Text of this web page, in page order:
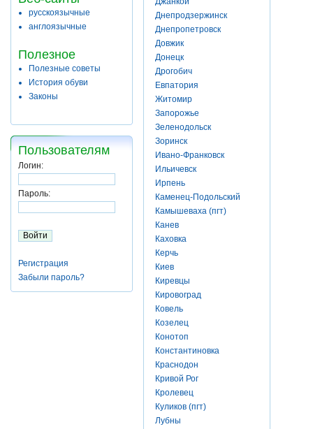
русскоязычные
англоязычные
Полезное
Полезные советы
История обуви
Законы
Пользователям
Логин:
Пароль:
Регистрация
Забыли пароль?
Днепродзержинск
Днепропетровск
Довжик
Донецк
Дрогобич
Евпатория
Житомир
Запорожье
Зеленодольск
Зоринск
Ивано-Франковск
Ильичевск
Ирпень
Каменец-Подольский
Камышеваха (пгт)
Канев
Каховка
Керчь
Киев
Киревцы
Кировоград
Ковель
Козелец
Конотоп
Константиновка
Краснодон
Кривой Рог
Кролевец
Куликов (пгт)
Лубны